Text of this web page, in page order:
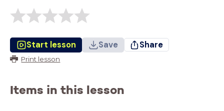
Start lesson Save Share
Print lesson
Items in this lesson